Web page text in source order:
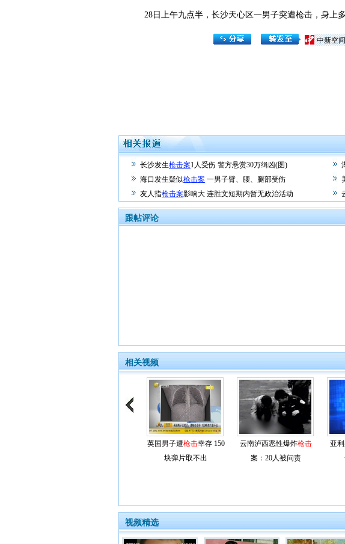
28日上午九点半，长沙天心区一男子突遭枪击，身上多
中新空间
长沙发生枪击案1人受伤 警方悬赏30万缉凶(图)
海口发生疑似枪击案 一男子臂、腰、腿部受伤
友人指枪击案影响大 连胜文短期内暂无政治活动
跟帖评论
相关视频
英国男子遭枪击幸存 150
块弹片取不出
云南泸西恶性爆炸枪击
案：20人被问责
亚
视频精选